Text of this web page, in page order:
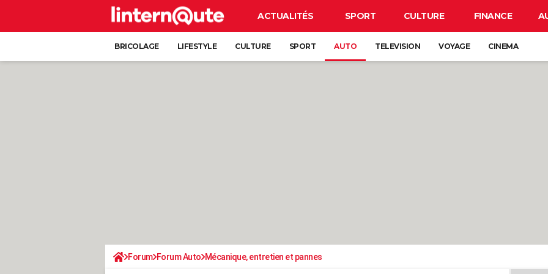
ACTUALITÉS SPORT CULTURE FINANCE
BRICOLAGE LIFESTYLE CULTURE SPORT AUTO TELEVISION VOYAGE CINEMA
Forum Forum Auto Mécanique, entretien et pannes